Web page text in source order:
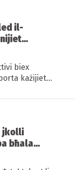
il-
biex
każijiet
jkolli
bħala